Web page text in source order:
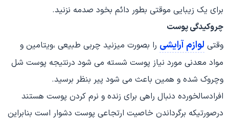
برای یک زیبایی موقتی بطور دائم بخود صدمه نزنید.
چروکیدگی پوست
وقتی لوازم آرایشی را بصورت میزنید چربی طبیعی ،ویتامین و
مواد معدنی مورد نیاز پوست شسته می شود درنتیجه پوست شل
وچروک شده و همین باعث می شود پیر بنظر برسید.
افرادسالخورده دنبال راهی برای زنده و نرم کردن پوست هستند
درصورتیکه برگرداندن خاصیت ارتجاعی پوست دشوار است بنابراین